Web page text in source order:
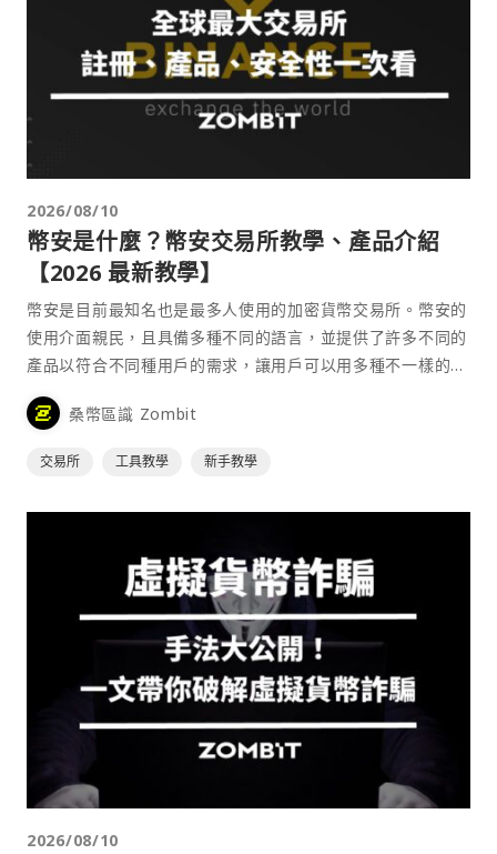
2026/08/10
幣安是什麼？幣安交易所教學、產品介紹
【2026 最新教學】
幣安是目前最知名也是最多人使用的加密貨幣交易所。幣安的
使用介面親民，且具備多種不同的語言，並提供了許多不同的
產品以符合不同種用戶的需求，讓用戶可以用多種不一樣的方
式來參與加密貨幣市場。
桑幣區識 Zombit
交易所 工具教學 新手教學
2026/08/10